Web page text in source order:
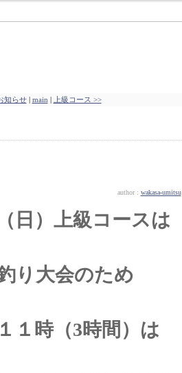
知らせ| main | 上級コース >>
author : wakasa-umitsu
日）上級コースは
り大会のため
１時（3時間）は